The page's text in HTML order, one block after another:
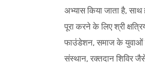
अभ्यास किया जाता है,
पूरा करने के लिए श्री
फाउंडेशन, समाज के युवाओं के
संस्थान, रक्तदान शिविर